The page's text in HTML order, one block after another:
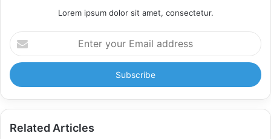
Lorem ipsum dolor sit amet, consectetur.
Enter
your
Email
address
Related Articles